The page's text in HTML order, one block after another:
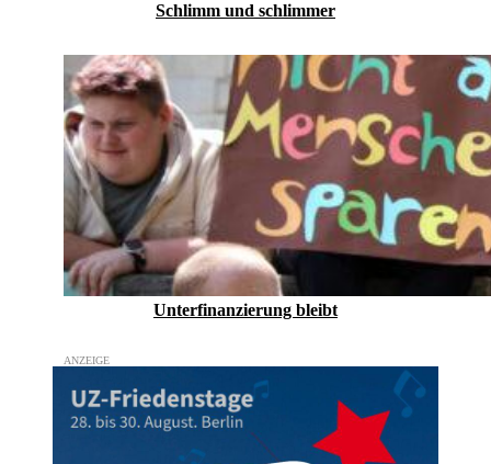
Schlimm und schlimmer
Unterfinanzierung bleibt